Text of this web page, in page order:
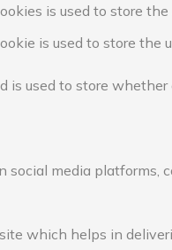
is used to store
is used to store
used to store
media platforms,
which helps in